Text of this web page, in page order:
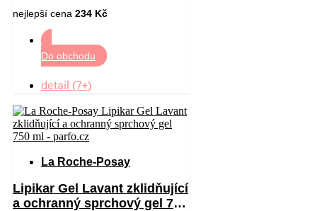
nejlepší cena 234 Kč
Do obchodu
detail (7+)
La Roche-Posay
Lipikar Gel Lavant zklidňující
a ochranný sprchový gel 750